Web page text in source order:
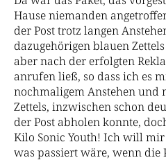
Hause niemanden
der Post trotz langen
dazugehörigen blauen
aber nach der erfolgten
anrufen ließ, so dass ich es
nochmaligem Anstehen und
Zettels, inzwischen schon
der Post abholen konnte,
Kilo Sonic Youth! Ich will
was passiert wäre, wenn